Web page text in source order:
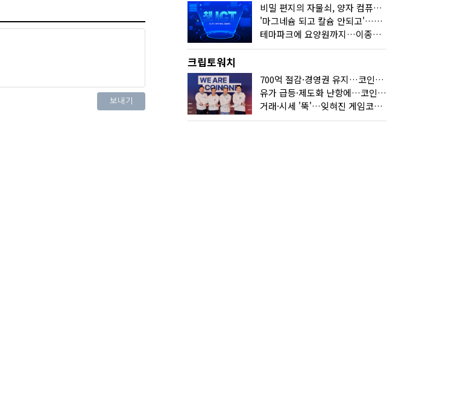
비밀 편지의 자물쇠, 양자 컴퓨터가 연다
'마그네슘 되고 칼슘 안되고'…다음 'AI 요약' 갈 길은
테마파크에 요양원까지…이종사업 눈독 들이는 게임사
크립토워치
700억 절감·경영권 유지…코인원의 '영리한 딜'
유가 급등·제도화 난항에…코인 또 '멈칫'
거래·시세 '뚝'…잊혀진 게임코인들